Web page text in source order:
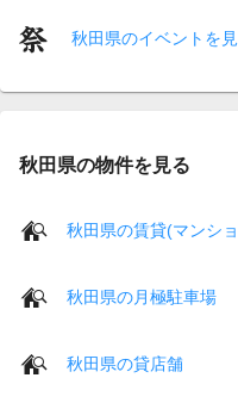
秋田県のイベントを
秋田県の物件を見る
秋田県の賃貸(マンシ
秋田県の月極駐車場
秋田県の貸店舗